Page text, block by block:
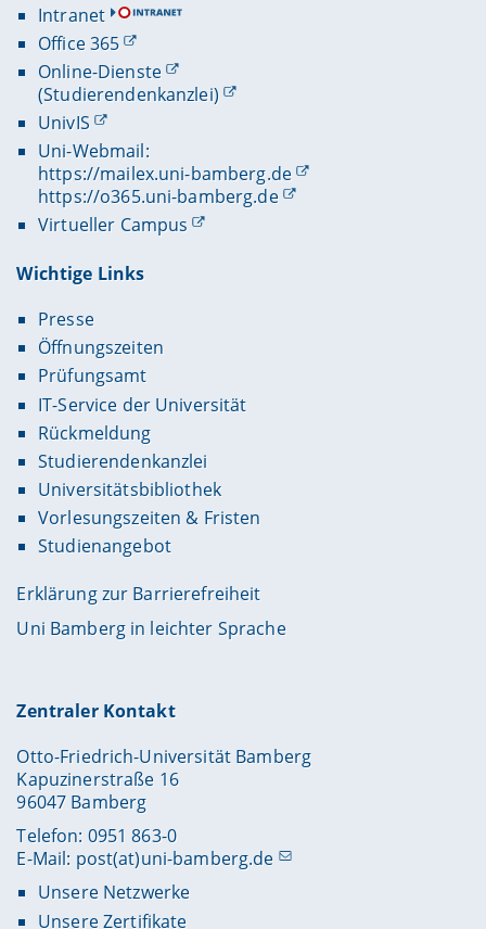
Intranet
Office 365
Online-Dienste
(Studierendenkanzlei)
UnivIS
Uni-Webmail:
https://mailex.uni-bamberg.de
https://o365.uni-bamberg.de
Virtueller Campus
Wichtige Links
Presse
Öffnungszeiten
Prüfungsamt
IT-Service der Universität
Rückmeldung
Studierendenkanzlei
Universitätsbibliothek
Vorlesungszeiten & Fristen
Studienangebot
Erklärung zur Barrierefreiheit
Uni Bamberg in leichter Sprache
Zentraler Kontakt
Otto-Friedrich-Universität Bamberg
Kapuzinerstraße 16
96047 Bamberg
Telefon: 0951 863-0
E-Mail: post(at)uni-bamberg.de
Unsere Netzwerke
Unsere Zertifikate